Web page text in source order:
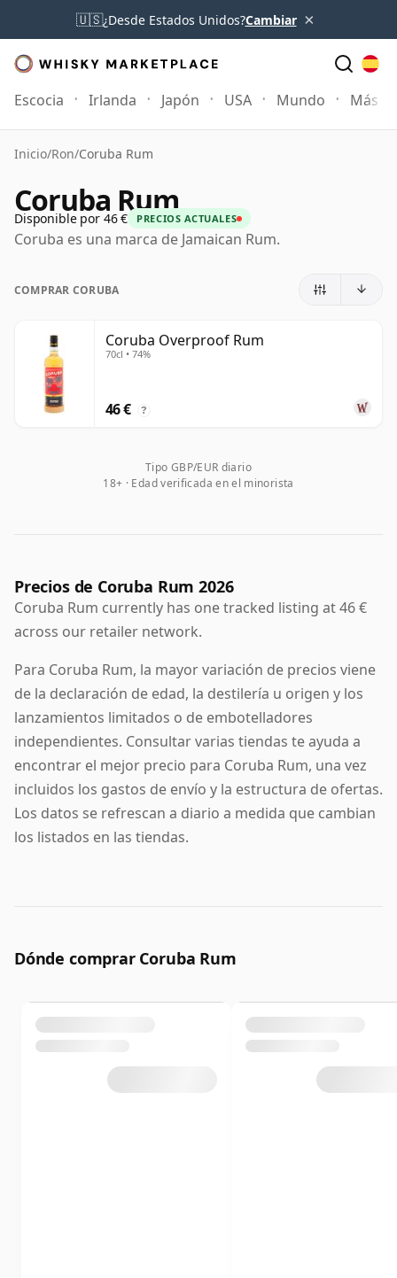
🇺🇸¿Desde Estados Unidos?Cambiar ×
Escocia Irlanda Japón USA Mundo Más
Inicio/Ron/Coruba Rum
Coruba Rum
Disponible por 46 € PRECIOS ACTUALES
Coruba es una marca de Jamaican Rum.
COMPRAR CORUBA
Coruba Overproof Rum
70cl • 74%
46 € ?
Tipo GBP/EUR diario
18+ · Edad verificada en el minorista
Precios de Coruba Rum 2026
Coruba Rum currently has one tracked listing at 46 €
across our retailer network.
Para Coruba Rum, la mayor variación de precios viene
de la declaración de edad, la destilería u origen y los
lanzamientos limitados o de embotelladores
independientes. Consultar varias tiendas te ayuda a
encontrar el mejor precio para Coruba Rum, una vez
incluidos los gastos de envío y la estructura de ofertas.
Los datos se refrescan a diario a medida que cambian
los listados en las tiendas.
Dónde comprar Coruba Rum